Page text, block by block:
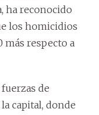
ha reconocido
los homicidios
más respecto a
de
capital, donde